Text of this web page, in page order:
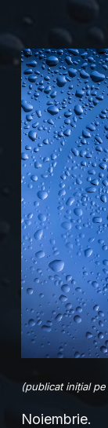
(publicat inițial
Noiembrie.